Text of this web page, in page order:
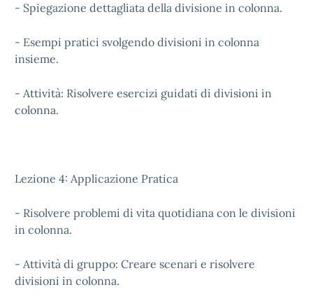
- Spiegazione dettagliata della divisione in colonna.
- Esempi pratici svolgendo divisioni in colonna
insieme.
- Attività: Risolvere esercizi guidati di divisioni in
colonna.
Lezione 4: Applicazione Pratica
- Risolvere problemi di vita quotidiana con le divisioni
in colonna.
- Attività di gruppo: Creare scenari e risolvere
divisioni in colonna.